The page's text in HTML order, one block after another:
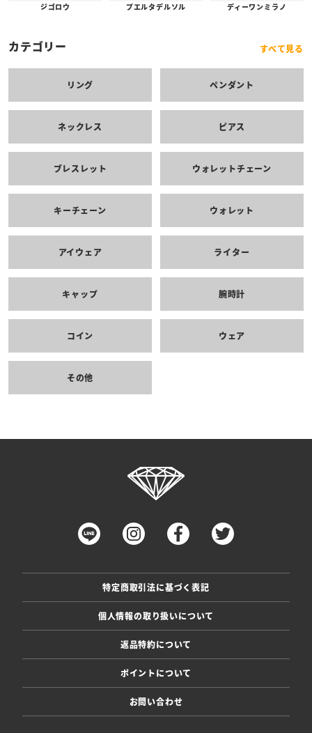
ジゴロウ プエルタデルソル ディーワンミラノ
カテゴリー すべて見る
リング ペンダント
ネックレス ピアス
ブレスレット ウォレットチェーン
キーチェーン ウォレット
アイウェア ライター
キャップ 腕時計
コイン ウェア
その他
特定商取引法に基づく表記
個人情報の取り扱いについて
返品特約について
ポイントについて
お問い合わせ